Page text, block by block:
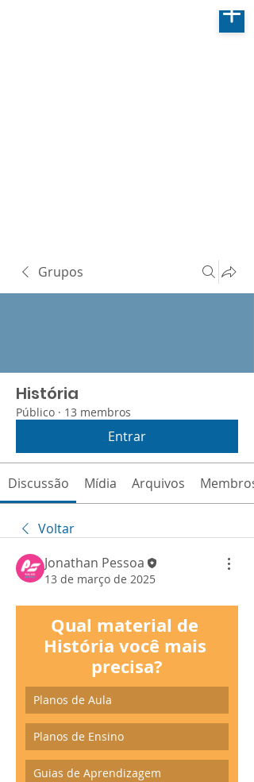
Grupos
História
Público · 13 membros
Entrar
Discussão Mídia Arquivos Membros
Voltar
Jonathan Pessoa
13 de março de 2025
Qual material de
História você mais
precisa?
Planos de Aula
Planos de Ensino
Guias de Aprendizagem